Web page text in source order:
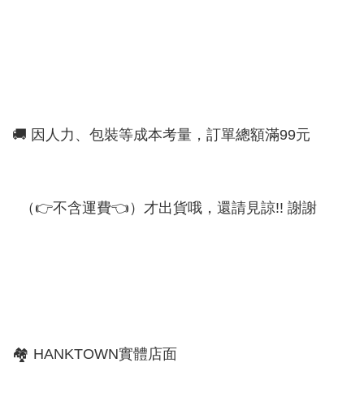
🚚 因人力、包裝等成本考量，訂單總額滿99元
（👉不含運費👈）才出貨哦，還請見諒!! 謝謝
🏘 HANKTOWN實體店面